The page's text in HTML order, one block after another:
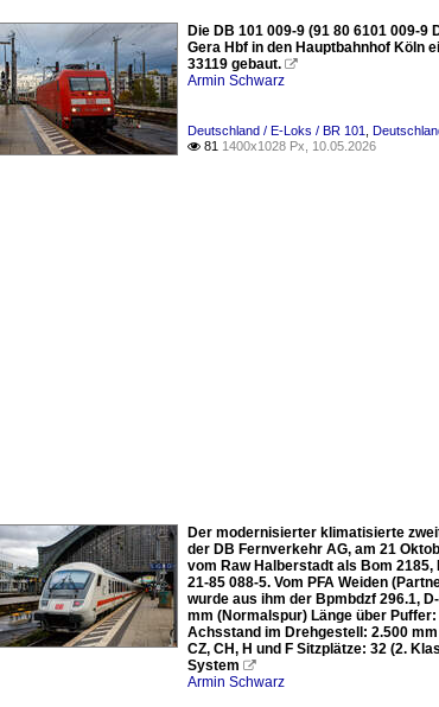
Die DB 101 009-9 (91 80 6101 009-
Gera Hbf in den Hauptbahnhof Köln
33119 gebaut. 
Armin Schwarz
Deutschland / E-Loks / BR 101
 81 1400x1028 Px, 10.05.2026
Der modernisierter klimatisierte
der DB Fernverkehr AG, am 21
vom Raw Halberstadt als Bom 2185,
21-85 088-5. Vom PFA Weiden
wurde aus ihm der Bpmbdzf 296.1,
mm (Normalspur) Länge über
Achsstand im Drehgestell: 2.500
CZ, CH, H und F Sitzplätze: 32 (2.
System 
Armin Schwarz